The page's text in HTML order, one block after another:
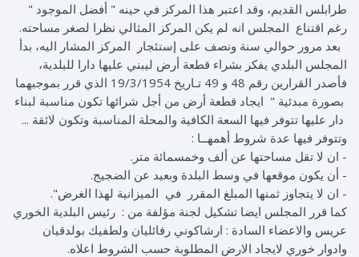
طرابلس القديم، وقد اعتبر هذا المركز في حينه " أفضل الموجود "
رغم اقتناع المجلس انه لم يكن المركز المثالي نظرا لصغر مساحته.
بعد مرور حوالي سنة ونصف على إستئجار المركز المشار اليه، بدأ
المجلس البلدي يفكر بشراء قطعة أرض ليبني عليها دارا للبلدية،
فأصدر القرارين رقم 48 و 49 تـاريخ 19/3/1954 الذي قرر بموجبهما
بصورة مبدئية " ايجاد قطعة أرض من أجل شرائها تكون مناسبة لبناء
دار عليها تتوفر فيها السعة الكافية والمحلة المناسبة وتكون لائقة ...
وتتوفر فيها عدة شروط أهمهــا :
- ان لا تقل مساحتها عن ألف وخمسمائة متر.
- أن يكون موقعها في وسط البلدة وبعيد عن الضجيج.
- ان لا يتجاوز ثمنها المبلغ المقرر في الميزانية لهذا الغرض".
كما قرر المجلس ايضا تشكيل لجنة مؤلفة من : رئيس البلدية الخوري
عريس والاعضاء السادة : ارشاكوني رفائليان ولطفيك بولدقيان
وادوار خوري لايجاد الارض المطلوبة حسب الشروط اعلاه.